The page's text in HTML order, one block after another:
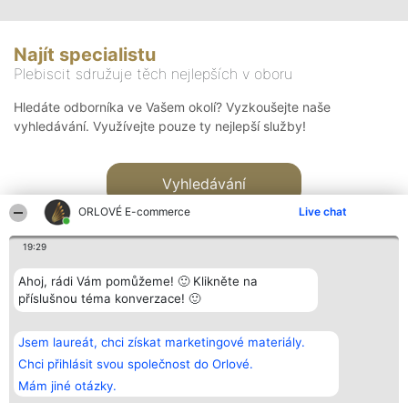
ORLOVÉ E-commerce Live chat
19:29
Ahoj, rádi Vám pomůžeme! 🙂 Klikněte na
příslušnou téma konverzace! 🙂
Jsem laureát, chci získat marketingové materiály.
Chci přihlásit svou společnost do Orlové.
Mám jiné otázky.
Najít specialistu
Plebiscit sdružuje těch nejlepších v oboru
Hledáte odborníka ve Vašem okolí? Vyzkoušejte naše
vyhledávání. Využívejte pouze ty nejlepší služby!
Vyhledávání
Bright Side Solutions sp. z o.
o. sp. k.
ul. Ruska 22
Wrocław 50-079
KRS 0000749100 | Regon
381313360 | NIP 8943132676
Vítězové
Seznam všech
laureátů
Zásady
Zásady
Kontakt